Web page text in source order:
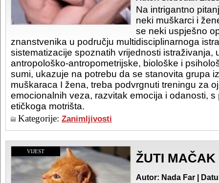
Na intrigantno
neki muškarci i
se neki uspješno
znanstvenika u području multidisciplinarnoga
sistematizacije spoznatih vrijednosti istraživanja,
antropološko-antropometrijske, biološke i
sumi, ukazuje na potrebu da se stanovita grupa
muškaraca I žena, treba podvrgnuti treningu za
emocionalnih veza, razvitak emocija i odanosti, s
etičkoga motrišta.
Kategorije: Zanimljivosti
VIJEST ŽUTI MAČAK
Autor: Nada Far |